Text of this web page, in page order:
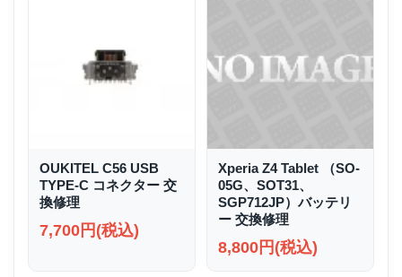
OUKITEL C56 USB
TYPE-C コネクター 交
換修理
7,700円(税込)
Xperia Z4 Tablet （SO-
05G、SOT31、
SGP712JP）バッテリ
ー 交換修理
8,800円(税込)